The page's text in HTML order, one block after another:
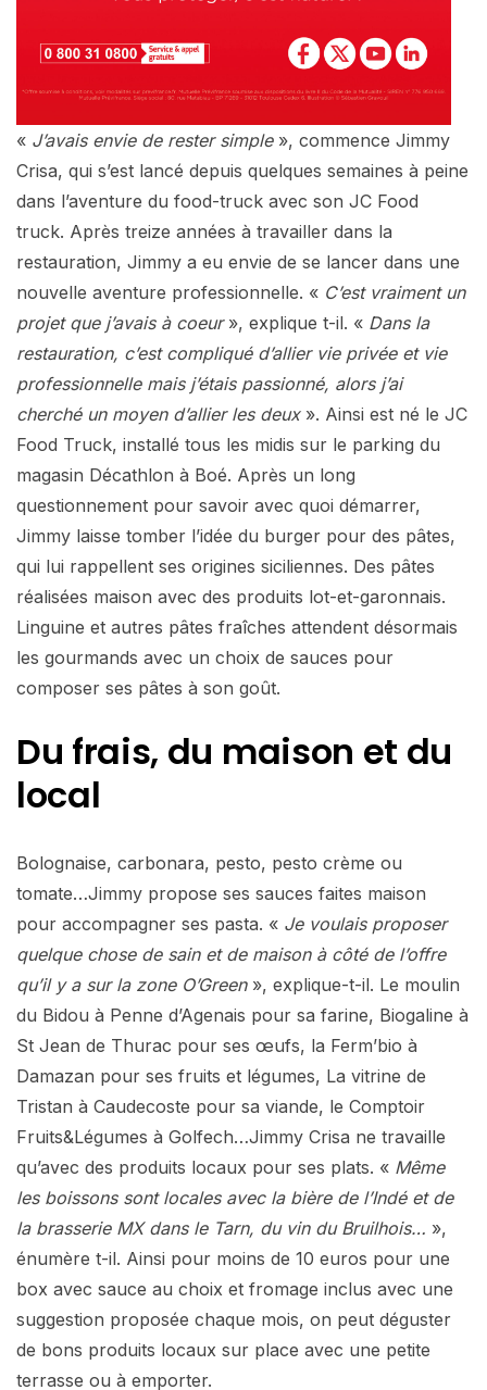
« J’avais envie de rester simple », commence Jimmy
Crisa, qui s’est lancé depuis quelques semaines à peine
dans l’aventure du food-truck avec son JC Food
truck. Après treize années à travailler dans la
restauration, Jimmy a eu envie de se lancer dans une
nouvelle aventure professionnelle. « C’est vraiment un
projet que j’avais à coeur », explique t-il. « Dans la
restauration, c’est compliqué d’allier vie privée et vie
professionnelle mais j’étais passionné, alors j’ai
cherché un moyen d’allier les deux ». Ainsi est né le JC
Food Truck, installé tous les midis sur le parking du
magasin Décathlon à Boé. Après un long
questionnement pour savoir avec quoi démarrer,
Jimmy laisse tomber l’idée du burger pour des pâtes,
qui lui rappellent ses origines siciliennes. Des pâtes
réalisées maison avec des produits lot-et-garonnais.
Linguine et autres pâtes fraîches attendent désormais
les gourmands avec un choix de sauces pour
composer ses pâtes à son goût.
Du frais, du maison et du
local
Bolognaise, carbonara, pesto, pesto crème ou
tomate…Jimmy propose ses sauces faites maison
pour accompagner ses pasta. « Je voulais proposer
quelque chose de sain et de maison à côté de l’offre
qu’il y a sur la zone O’Green », explique-t-il. Le moulin
du Bidou à Penne d’Agenais pour sa farine, Biogaline à
St Jean de Thurac pour ses œufs, la Ferm’bio à
Damazan pour ses fruits et légumes, La vitrine de
Tristan à Caudecoste pour sa viande, le Comptoir
Fruits&Légumes à Golfech…Jimmy Crisa ne travaille
qu’avec des produits locaux pour ses plats. « Même
les boissons sont locales avec la bière de l’Indé et de
la brasserie MX dans le Tarn, du vin du Bruilhois… »,
énumère t-il. Ainsi pour moins de 10 euros pour une
box avec sauce au choix et fromage inclus avec une
suggestion proposée chaque mois, on peut déguster
de bons produits locaux sur place avec une petite
terrasse ou à emporter.